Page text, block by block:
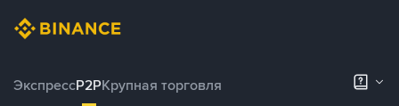
ЭкспрессP2PКрупная торговля